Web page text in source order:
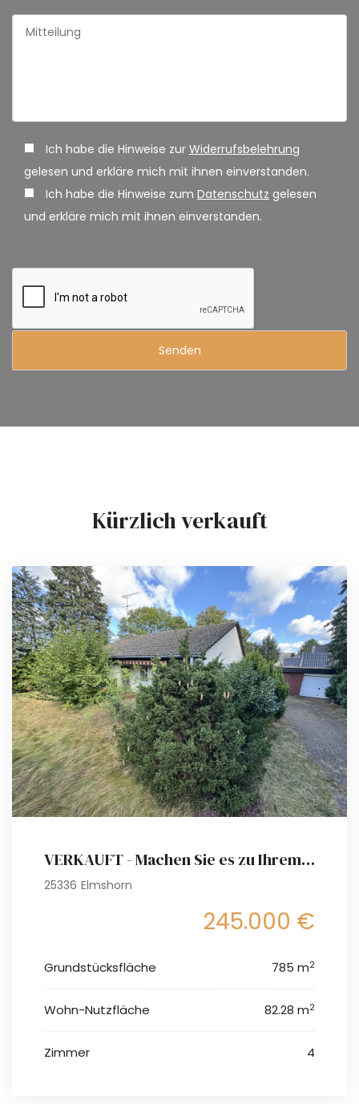
Ich habe die Hinweise zur Widerrufsbelehrung
gelesen und erkläre mich mit ihnen einverstanden.
Ich habe die Hinweise zum Datenschutz gelesen
und erkläre mich mit ihnen einverstanden.
Kürzlich verkauft
VERKAUFT - Machen Sie es zu Ihrem Projekt - Option auf Baugrundstück für ein Einfamilienhaus
25336 Elmshorn
245.000 €
Grundstücksfläche 785 m2
Wohn-Nutzfläche 82.28 m2
Zimmer 4